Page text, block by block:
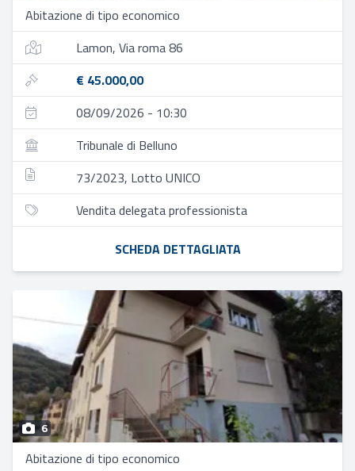
Abitazione di tipo economico
Lamon, Via roma 86
€ 45.000,00
08/09/2026 - 10:30
Tribunale di Belluno
73/2023, Lotto UNICO
Vendita delegata professionista
SCHEDA DETTAGLIATA
6
Abitazione di tipo economico